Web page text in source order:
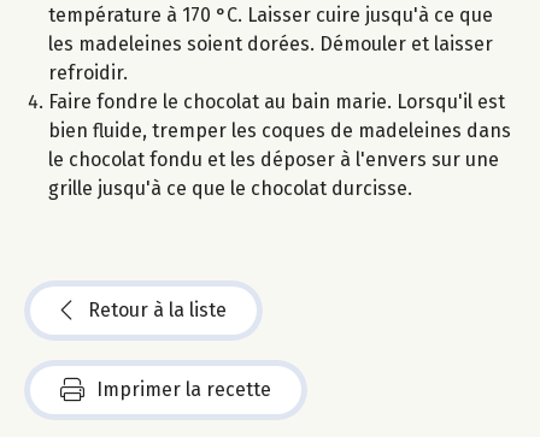
température à 170 °C. Laisser cuire jusqu'à ce que
les madeleines soient dorées. Démouler et laisser
refroidir.
Faire fondre le chocolat au bain marie. Lorsqu'il est
bien fluide, tremper les coques de madeleines dans
le chocolat fondu et les déposer à l'envers sur une
grille jusqu'à ce que le chocolat durcisse.
Retour à la liste
Imprimer la recette